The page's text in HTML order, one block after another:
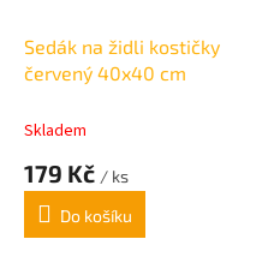
Sedák na židli kostičky
červený 40x40 cm
Skladem
179 Kč / ks
Do košíku